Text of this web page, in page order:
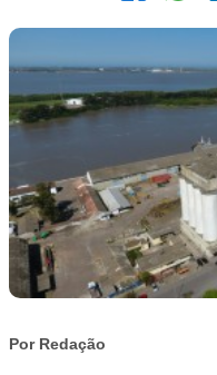
Por Redação